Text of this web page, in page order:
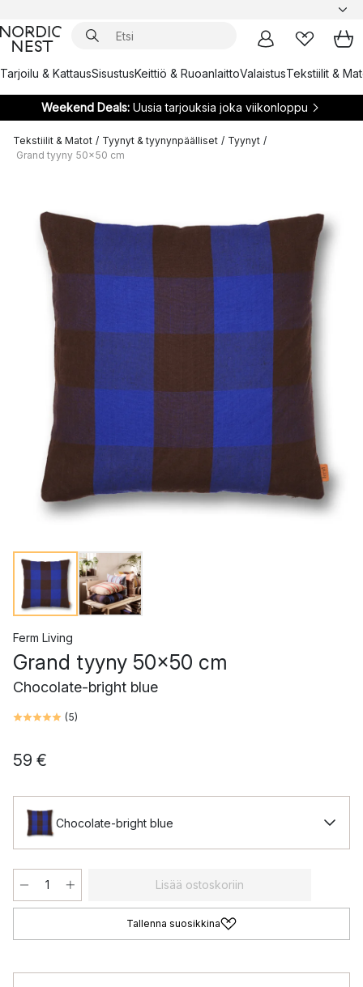
Tarjoilu & KattausSisustusKeittiö & RuoanlaittoValaistusTekstiilit &
Weekend Deals:Uusia tarjouksia joka viikonloppu
Tekstiilit & Matot / Tyynyt & tyynynpäälliset / Tyynyt /
Grand tyyny 50x50 cm
Ferm Living
Grand tyyny 50x50 cm
Chocolate-bright blue
(5)
59 €
Chocolate-bright blue
Lisää ostoskoriin
Tallenna suosikkina